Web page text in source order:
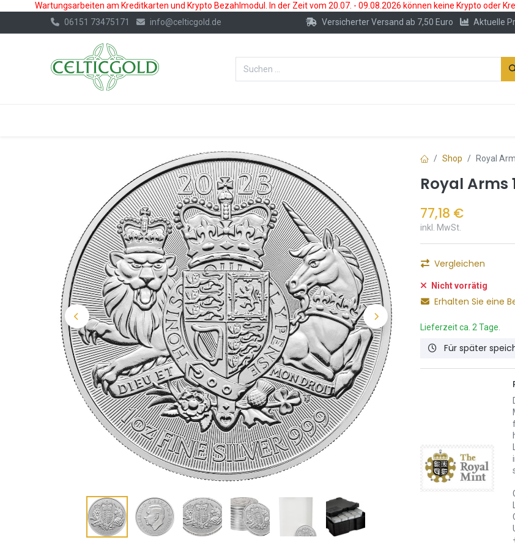
Wartungsarbeiten am Kreditkarten und Krypto Bezahlmodul. In der Zeit vom 20.07. - 09.08.2026 können keine Krypto oder
06151 73475171
info@celticgold.de Versicherter Versand ab 7,50 Euro Aktuelle
Shop Royal
Royal Arms
77,18 €
inkl. MwSt.
Vergleichen
Nicht vorrätig
Erhalten Sie eine
Lieferzeit ca. 2 Tage.
Für später